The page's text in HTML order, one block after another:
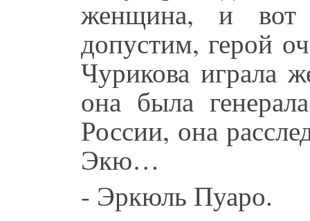
женщина, и вот
допустим, герой
Чурикова играла
она была
России, она
Экю…
- Эркюль Пуаро.